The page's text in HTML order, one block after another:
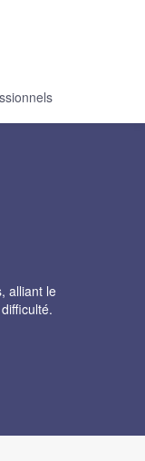
alliant le